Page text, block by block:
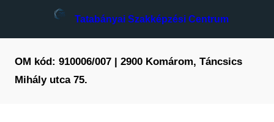
Tatabányai Szakképzési Centrum
OM kód: 910006/007 | 2900 Komárom, Táncsics
Mihály utca 75.